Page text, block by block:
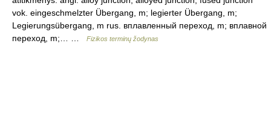
vok. eingeschmelzter Übergang, m; legierter Übergang, m;
Legierungsübergang, m rus. вплавленный переход, m; вплавной
переход, m;… …
Fizikos terminų žodynas